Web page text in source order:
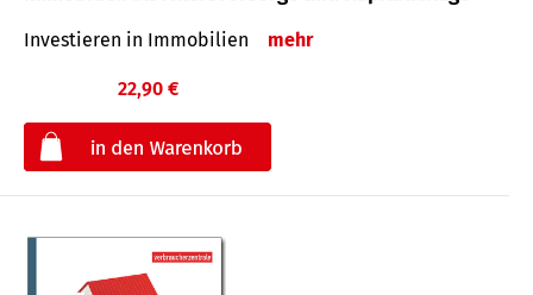
Investieren in Immobilien mehr
22,90 €